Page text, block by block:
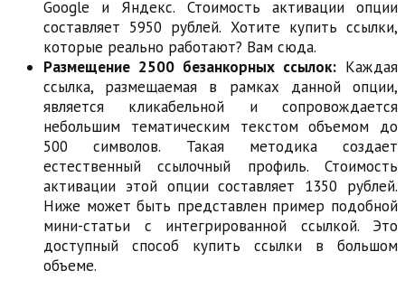
Google и Яндекс. Стоимость активации опции
составляет 5950 рублей. Хотите купить ссылки,
которые реально работают? Вам сюда.
Размещение 2500 безанкорных ссылок: Каждая
ссылка, размещаемая в рамках данной опции,
является кликабельной и сопровождается
небольшим тематическим текстом объемом до
500 символов. Такая методика создает
естественный ссылочный профиль. Стоимость
активации этой опции составляет 1350 рублей.
Ниже может быть представлен пример подобной
мини-статьи с интегрированной ссылкой. Это
доступный способ купить ссылки в большом
объеме.